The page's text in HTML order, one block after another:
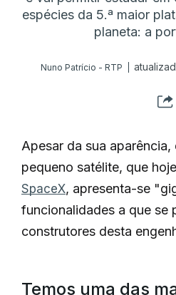
espécies da 5.ª maior
planeta: a
Nuno Patrício - RTP
Apesar da sua
pequeno satélite, que
SpaceX, apresenta-se
funcionalidades a que se
construtores desta
Temos uma das